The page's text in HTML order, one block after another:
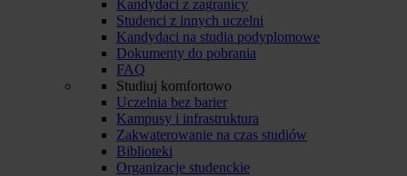
Kandydaci z zagranicy
Studenci z innych uczelni
Kandydaci na studia podyplomowe
Dokumenty do pobrania
FAQ
Studiuj komfortowo
Uczelnia bez barier
Kampusy i infrastruktura
Zakwaterowanie na czas studiów
Biblioteki
Organizacje studenckie